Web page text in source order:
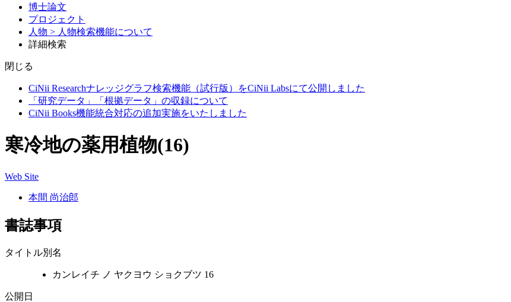
博士論文
プロジェクト
人物 > 人物検索機能について
詳細検索
閉じる
CiNii Researchナレッジグラフ検索機能（試行版）をCiNii Labsにて公開しました
「研究データ」「根拠データ」の収録について
CiNii Books機能統合対応の追加実施をいたしました
寒冷地の薬用植物(16)
Web Site
本間 尚治郎
書誌事項
タイトル別名
カンレイチ ノ ヤクヨウ ショクブツ 16
公開日